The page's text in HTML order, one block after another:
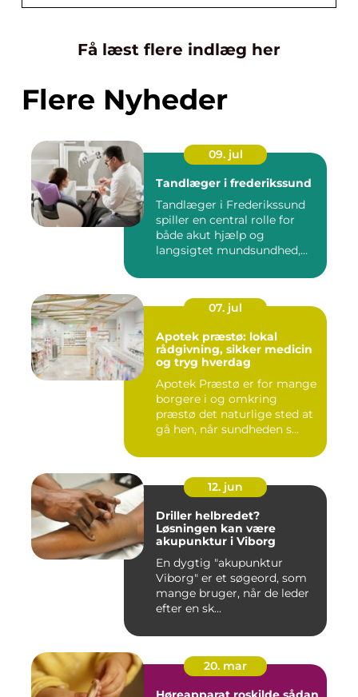
Få læst flere indlæg her
Flere Nyheder
09. jul
Tandlæger i frederikssund
Tandlæger i Frederikssund
spiller en central rolle for
både akut hjælp og
langsigtet mundsundhed,
07. jul
Apotek præstø: lokal
rådgivning, sikker medicin
og tryg hverdag
Apotek Præstø er for mange
borgere i og omkring
præstø det naturlige sted at
gå hen, når sundheden s...
12. jun
Driller helbredet?
Løsningen kan være
akupunktur i Viborg
En dygtig "akupunktur
Viborg" er et søgeord, som
mange bruger, når de leder
efter en sk...
20. mar